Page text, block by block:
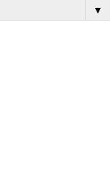
▼